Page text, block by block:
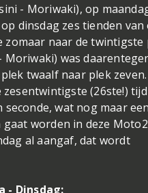
- Moriwaki), op
dinsdag zes tienden van
zomaar naar de twintigste
was
twaalf naar plek
(26ste!)
wat nog maar
worden in deze
al aangaf, dat wordt
- Dinsdag: